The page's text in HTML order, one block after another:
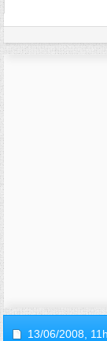
13/06/2008,